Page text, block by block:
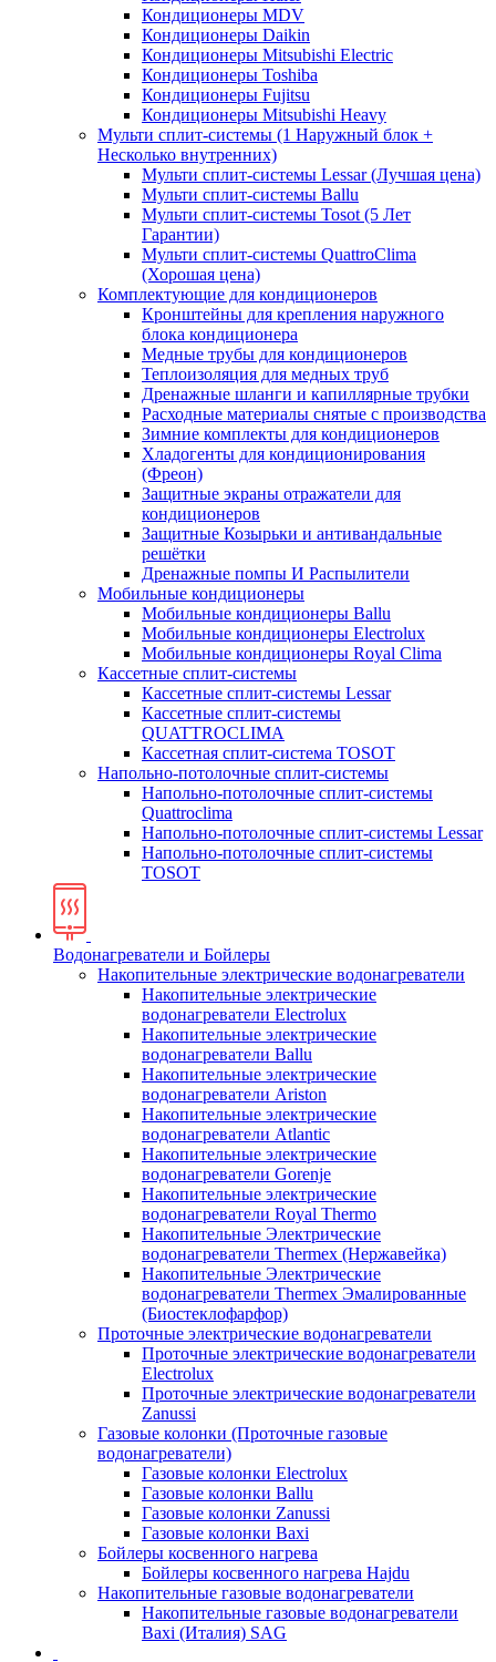
Кондиционеры MDV
Кондиционеры Daikin
Кондиционеры Mitsubishi Electric
Кондиционеры Toshiba
Кондиционеры Fujitsu
Кондиционеры Mitsubishi Heavy
Мульти сплит-системы (1 Наружный блок +
Несколько внутренних)
Мульти сплит-системы Lessar (Лучшая цена)
Мульти сплит-системы Ballu
Мульти сплит-системы Tosot (5 Лет
Гарантии)
Мульти сплит-системы QuattroClima
(Хорошая цена)
Комплектующие для кондиционеров
Кронштейны для крепления наружного
блока кондиционера
Медные трубы для кондиционеров
Теплоизоляция для медных труб
Дренажные шланги и капиллярные трубки
Расходные материалы снятые с производства
Зимние комплекты для кондиционеров
Хладогенты для кондиционирования
(Фреон)
Защитные экраны отражатели для
кондиционеров
Защитные Козырьки и антивандальные
решётки
Дренажные помпы И Распылители
Мобильные кондиционеры
Мобильные кондиционеры Ballu
Мобильные кондиционеры Electrolux
Мобильные кондиционеры Royal Clima
Кассетные сплит-системы
Кассетные сплит-системы Lessar
Кассетные сплит-системы
QUATTROCLIMA
Кассетная сплит-система TOSOT
Напольно-потолочные сплит-системы
Напольно-потолочные сплит-системы
Quattroclima
Напольно-потолочные сплит-системы Lessar
Напольно-потолочные сплит-системы
TOSOT
Водонагреватели и Бойлеры
Накопительные электрические водонагреватели
Накопительные электрические
водонагреватели Electrolux
Накопительные электрические
водонагреватели Ballu
Накопительные электрические
водонагреватели Ariston
Накопительные электрические
водонагреватели Atlantic
Накопительные электрические
водонагреватели Gorenje
Накопительные электрические
водонагреватели Royal Thermo
Накопительные Электрические
водонагреватели Thermex (Нержавейка)
Накопительные Электрические
водонагреватели Thermex Эмалированные
(Биостеклофарфор)
Проточные электрические водонагреватели
Проточные электрические водонагреватели
Electrolux
Проточные электрические водонагреватели
Zanussi
Газовые колонки (Проточные газовые
водонагреватели)
Газовые колонки Electrolux
Газовые колонки Ballu
Газовые колонки Zanussi
Газовые колонки Baxi
Бойлеры косвенного нагрева
Бойлеры косвенного нагрева Hajdu
Накопительные газовые водонагреватели
Накопительные газовые водонагреватели
Baxi (Италия) SAG